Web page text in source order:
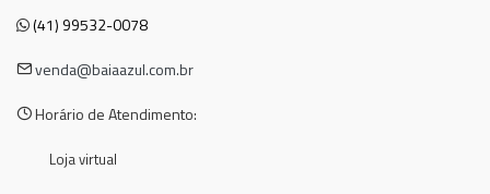
(41) 99532-0078
venda@baiaazul.com.br
Horário de Atendimento:
Loja virtual